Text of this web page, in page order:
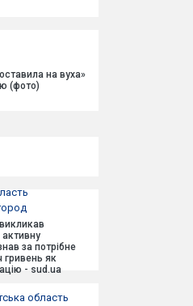
на вуха»
(фото)
за потрібне
гривень як
- sud.ua
область